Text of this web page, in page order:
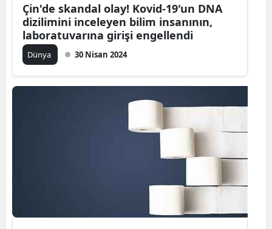
Yalova
Çin'de skandal olay! Kovid-19'un DNA
dizilimini inceleyen bilim insanının,
laboratuvarına girişi engellendi
Dünya 30 Nisan 2024